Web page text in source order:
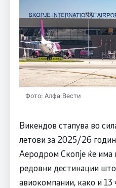
Фото: Алфа Вести
Викендов стапува во
летови за 2025/26
Аеродром Скопјe ќе
редовни дестинации
авиокомпании, како и